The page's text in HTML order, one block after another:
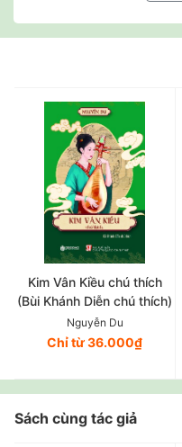
Kim Vân Kiều chú thích
(Bùi Khánh Diễn chú thích)
Nguyễn Du
Chỉ từ 36.000₫
Sách cùng tác giả